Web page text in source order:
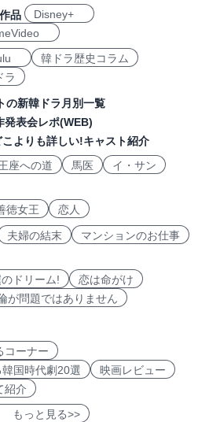
品
Disney+
韓ドラ歴史コラム
ラ
の新韓ドラ月別一覧
発表会レポ(WEB)
こよりも詳しい!キャスト紹介
座への道 馬医
イ・サン
徳女王 恋人
夫婦の結末
マンションのお仕事
ドリーム!
恋は命がけ
が問題ではありません
コーナー
韓国時代劇20選
映画レビュー
紹介
と見る>>